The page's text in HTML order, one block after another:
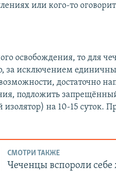
или кого-то
освобождения, то для
за исключением
достаточно
подложить
на 10-15 суток.
СМОТРИ ТАКЖЕ
Чеченцы вспороли